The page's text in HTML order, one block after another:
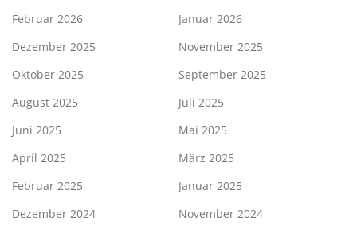
Februar 2026
Januar 2026
Dezember 2025
November 2025
Oktober 2025
September 2025
August 2025
Juli 2025
Juni 2025
Mai 2025
April 2025
März 2025
Februar 2025
Januar 2025
Dezember 2024
November 2024